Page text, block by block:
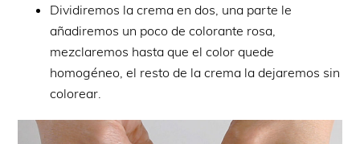
Dividiremos la crema en dos, una parte le
añadiremos un poco de colorante rosa,
mezclaremos hasta que el color quede
homogéneo, el resto de la crema la dejaremos sin
colorear.